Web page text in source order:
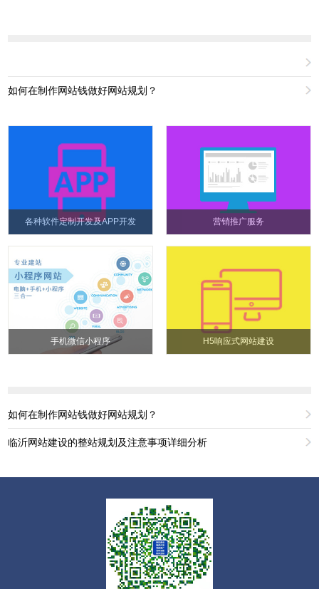
如何在制作网站钱做好网站规划？
各种软件定制开发及APP开发 营销推广服务
手机微信小程序 H5响应式网站建设
如何在制作网站钱做好网站规划？
临沂网站建设的整站规划及注意事项详细分析